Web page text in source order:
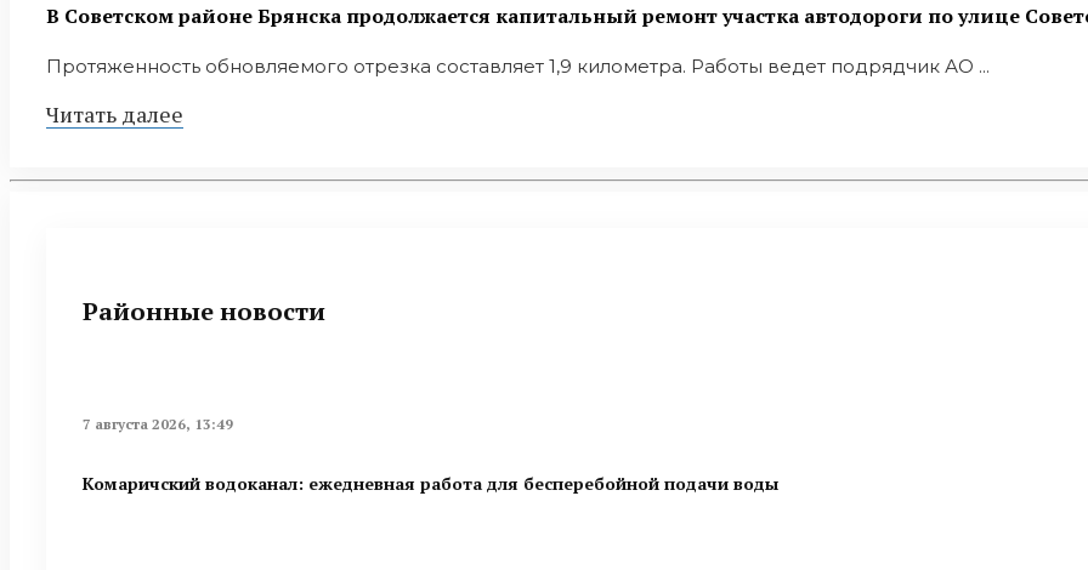
В Советском районе Брянска продолжается капитальный ремонт участка автодороги по улице
Протяженность обновляемого отрезка составляет 1,9 километра. Работы ведет подрядчик АО ...
Читать далее
Районные новости
7 августа 2026, 13:49
Комаричский водоканал: ежедневная работа для бесперебойной подачи воды